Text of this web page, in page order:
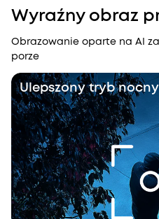
Wyraźny obraz
Obrazowanie oparte na AI
porze
Ulepszony tryb nocny